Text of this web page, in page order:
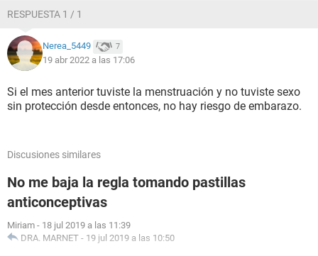
RESPUESTA 1 / 1
Nerea_5449 7
19 abr 2022 a las 17:06
Si el mes anterior tuviste la menstruación y no tuviste sexo
sin protección desde entonces, no hay riesgo de embarazo.
Discusiones similares
No me baja la regla tomando pastillas
anticonceptivas
Miriam - 18 jul 2019 a las 11:39
DRA. MARNET - 19 jul 2019 a las 10:50